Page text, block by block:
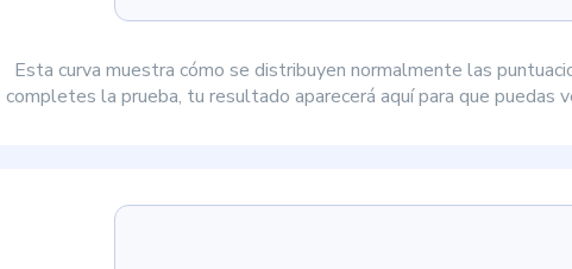
Esta curva muestra cómo se distribuyen normalmente las
completes la prueba, tu resultado aparecerá aquí para que puedas